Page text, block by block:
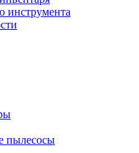
инструмента
пылесосы